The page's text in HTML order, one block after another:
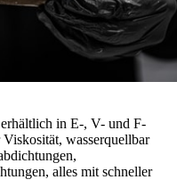
in E-, V- und F-
wasserquellbar
alles mit schneller